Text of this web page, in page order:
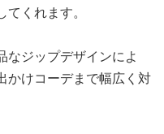
くれます。
なジップデザインによ
かけコーデまで幅広く対